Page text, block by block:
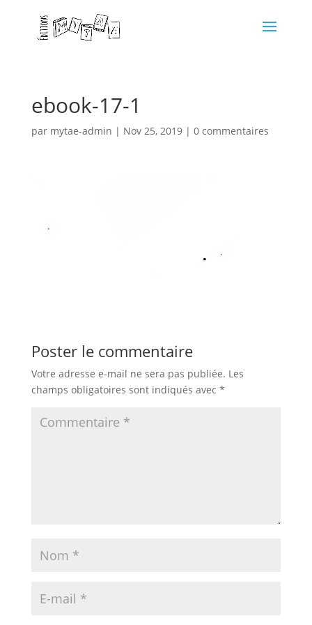
ebook-17-1
par mytae-admin | Nov 25, 2019| 0 commentaires
Poster le commentaire
Votre adresse e-mail ne sera pas publiée. Les
champs obligatoires sont indiqués avec *